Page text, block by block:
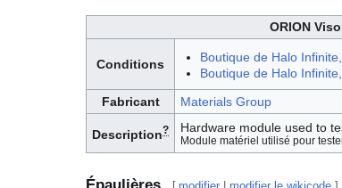
ORION
Conditions
Boutique de Halo
Boutique de Halo
Fabricant Materials Group
Description? Hardware module used to
Module matériel utilisé pour
Épaulières